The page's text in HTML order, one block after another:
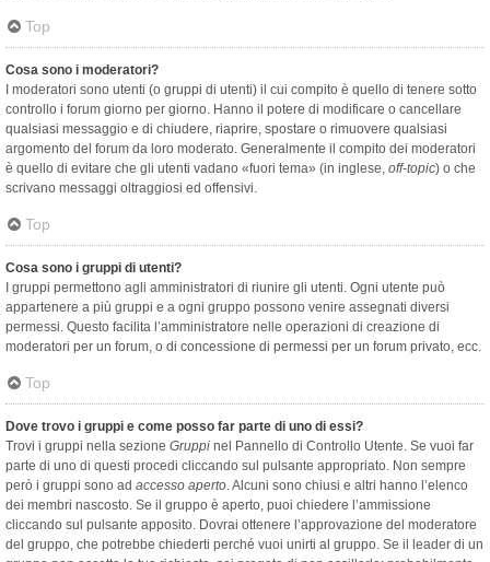
Top
Cosa sono i moderatori?
I moderatori sono utenti (o gruppi di utenti) il cui compito è quello di tenere sotto
controllo i forum giorno per giorno. Hanno il potere di modificare o cancellare
qualsiasi messaggio e di chiudere, riaprire, spostare o rimuovere qualsiasi
argomento del forum da loro moderato. Generalmente il compito dei moderatori
è quello di evitare che gli utenti vadano «fuori tema» (in inglese, off-topic) o che
scrivano messaggi oltraggiosi ed offensivi.
Top
Cosa sono i gruppi di utenti?
I gruppi permettono agli amministratori di riunire gli utenti. Ogni utente può
appartenere a più gruppi e a ogni gruppo possono venire assegnati diversi
permessi. Questo facilita l’amministratore nelle operazioni di creazione di
moderatori per un forum, o di concessione di permessi per un forum privato, ecc.
Top
Dove trovo i gruppi e come posso far parte di uno di essi?
Trovi i gruppi nella sezione Gruppi nel Pannello di Controllo Utente. Se vuoi far
parte di uno di questi procedi cliccando sul pulsante appropriato. Non sempre
però i gruppi sono ad accesso aperto. Alcuni sono chiusi e altri hanno l’elenco
dei membri nascosto. Se il gruppo è aperto, puoi chiedere l’ammissione
cliccando sul pulsante apposito. Dovrai ottenere l’approvazione del moderatore
del gruppo, che potrebbe chiederti perché vuoi unirti al gruppo. Se il leader di un